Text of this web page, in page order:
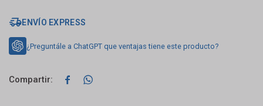
ENVÍO EXPRESS
¿Preguntále a ChatGPT que ventajas tiene este producto?
 